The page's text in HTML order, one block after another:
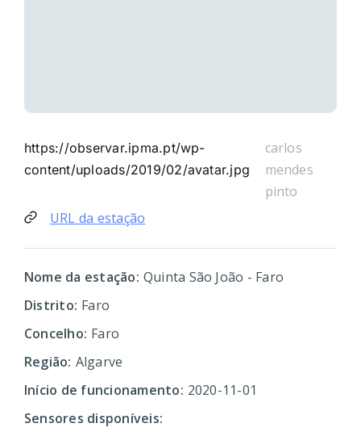
https://observar.ipma.pt/wp-
content/uploads/2019/02/avatar.jpg
carlos
mendes
pinto
URL da estação
Nome da estação: Quinta São João - Faro
Distrito: Faro
Concelho: Faro
Região: Algarve
Início de funcionamento: 2020-11-01
Sensores disponíveis: